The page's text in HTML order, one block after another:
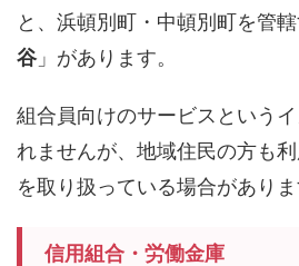
と、浜頓別町・中頓別町を管轄
谷」があります。
組合員向けのサービスという
れませんが、地域住民の方も
を取り扱っている場合がありま
信用組合・労働金庫